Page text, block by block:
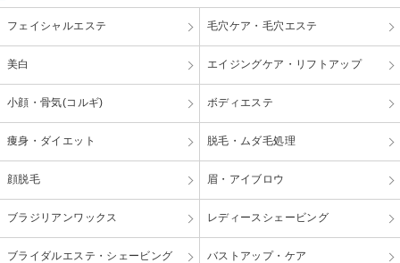
フェイシャルエステ 毛穴ケア・毛穴エステ
美白 エイジングケア・リフトアップ
小顔・骨気(コルギ) ボディエステ
痩身・ダイエット 脱毛・ムダ毛処理
顔脱毛 眉・アイブロウ
ブラジリアンワックス レディースシェービング
ブライダルエステ・シェービング バストアップ・ケア